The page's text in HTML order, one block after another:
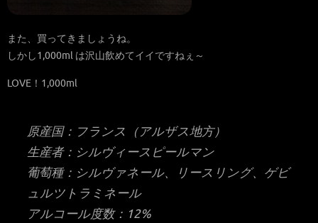
また、買ってきましょうね。
しかし1,000ml は沢山飲めてイイですねぇ～
LOVE！1,000ml
原産国：フランス（アルザス地方）
生産者：シルヴィースピールマン
葡萄種：シルヴァネール、リースリング、ゲビ
ュルツトラミネール
アルコール度数：12%